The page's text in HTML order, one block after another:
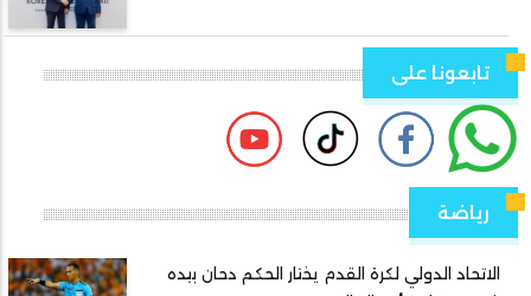
تابعونا على
رياضة
الاتحاد الدولي لكرة القدم يختار الحكم دحان بيده